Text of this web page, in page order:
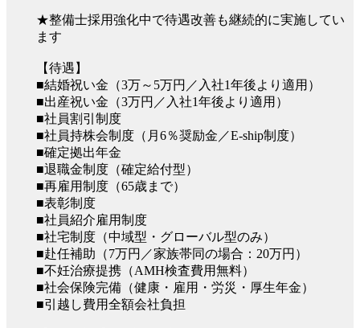
★整備士採用強化中で待遇改善も継続的に実施してい
ます
【待遇】
■結婚祝い金（3万～5万円／入社1年後より適用）
■出産祝い金（3万円／入社1年後より適用）
■社員割引制度
■社員持株会制度（月6％奨励金／E-ship制度）
■確定拠出年金
■退職金制度（確定給付型）
■再雇用制度（65歳まで）
■表彰制度
■社員紹介雇用制度
■社宅制度（中域型・グローバル型のみ）
■赴任補助（7万円／家族帯同の場合：20万円）
■不妊治療提携（AMH検査費用無料）
■社会保険完備（健康・雇用・労災・厚生年金）
■引越し費用全額会社負担